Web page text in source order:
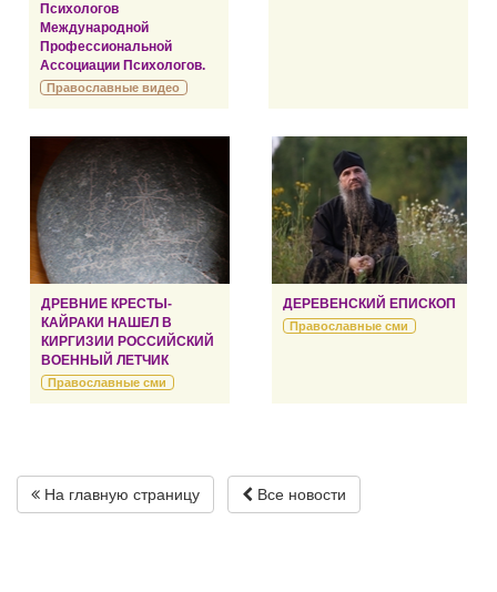
Психологов
Международной
Профессиональной
Ассоциации Психологов.
Православные видео
ДРЕВНИЕ КРЕСТЫ-
КАЙРАКИ НАШЕЛ В
КИРГИЗИИ РОССИЙСКИЙ
ВОЕННЫЙ ЛЕТЧИК
Православные сми
ДЕРЕВЕНСКИЙ ЕПИСКОП
Православные сми
На главную страницу Все новости